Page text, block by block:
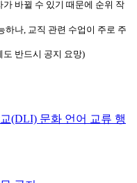
바뀔 수 있기 때문에 순위 작
하나, 교직 관련 수업이 주로 주
반드시 공지 요망)
(DLI) 문화 언어 교류 행